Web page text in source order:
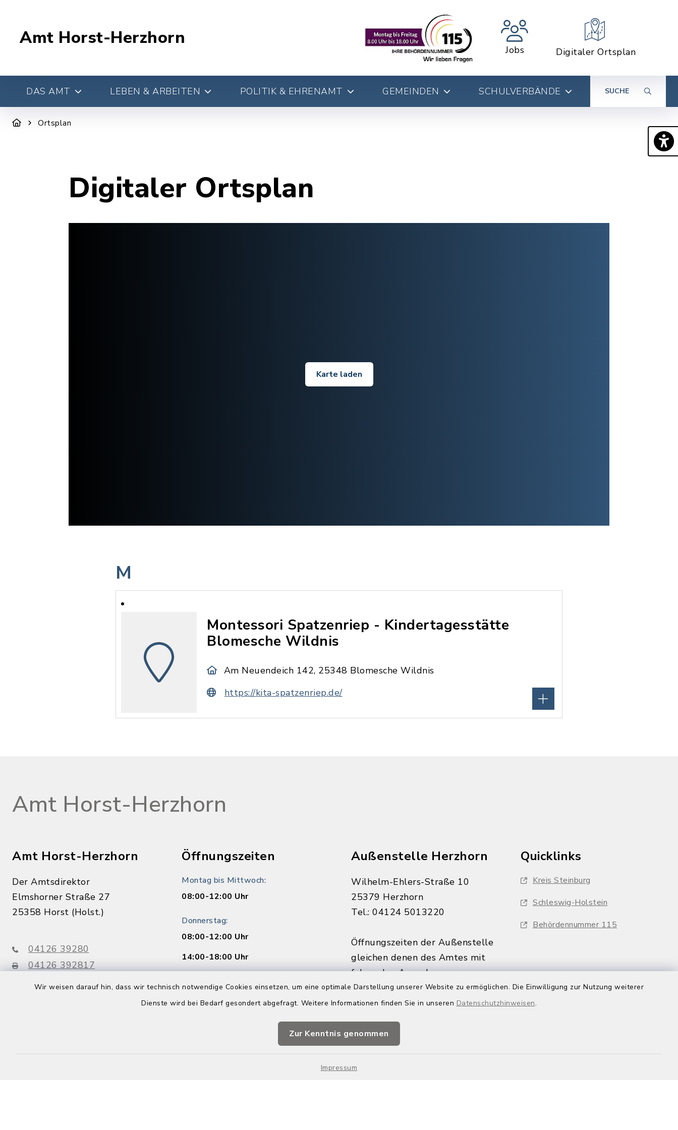
Wir weisen darauf hin, dass wir technisch notwendige Cookies einsetzen, um eine optimale Darstellung unserer Website zu ermöglichen. Die Einwilligung zur Nutzung weiterer
Dienste wird bei Bedarf gesondert abgefragt. Weitere Informationen finden Sie in unseren Datenschutzhinweisen.
Zur Kenntnis genommen
Impressum
Amt Horst-Herzhorn
Jobs Digitaler Ortsplan
DAS AMT LEBEN & ARBEITEN POLITIK & EHRENAMT GEMEINDEN SCHULVERBÄNDE SUCHE
Ortsplan
Digitaler Ortsplan
Karte laden
M
Montessori Spatzenriep - Kindertagesstätte
Blomesche Wildnis
Am Neuendeich 142, 25348 Blomesche Wildnis
https://kita-spatzenriep.de/
Amt Horst-Herzhorn
Amt Horst-Herzhorn
Der Amtsdirektor
Elmshorner Straße 27
25358 Horst (Holst.)
04126 39280
04126 392817
info@amt-horst-herzhorn.de
Öffnungszeiten
Montag bis Mittwoch:
08:00-12:00 Uhr
Donnerstag:
08:00-12:00 Uhr
14:00-18:00 Uhr
Buchen Sie Ihren Termin vorab.
Außenstelle Herzhorn
Wilhelm-Ehlers-Straße 10
25379 Herzhorn
Tel.: 04124 5013220
Öffnungszeiten der Außenstelle
gleichen denen des Amtes mit
folgenden Ausnahmen:
Montags von 9:00 - 12:00 Uhr
Donnerstagnachmittags nur
Vorsprache ohne Termin
möglich.
Quicklinks
Kreis Steinburg
Schleswig-Holstein
Behördennummer 115